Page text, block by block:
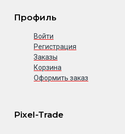
Профиль
Войти
Регистрация
Заказы
Корзина
Оформить заказ
Pixel-Trade